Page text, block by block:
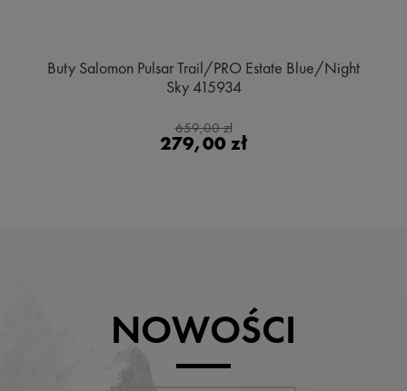
Buty Salomon Pulsar Trail/PRO Estate Blue/Night
Sky 415934
659,00 zł
279,00 zł
NOWOŚCI